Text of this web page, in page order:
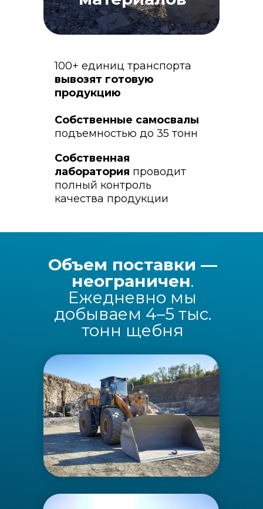
100+ единиц транспорта
вывозят готовую
продукцию
Собственные самосвалы
подъемностью до 35 тонн
Собственная
лаборатория проводит
полный контроль
качества продукции
Объем поставки —
неограничен.
Ежедневно мы
добываем 4–5 тыс.
тонн щебня